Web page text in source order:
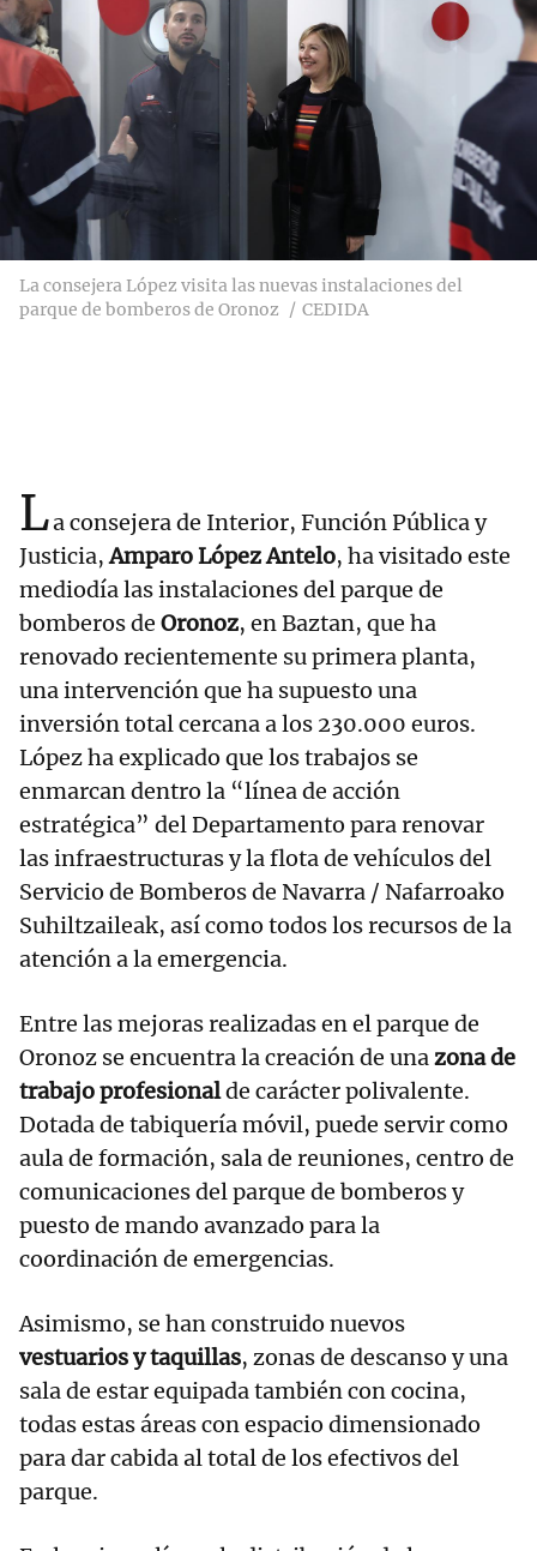
La consejera López visita las nuevas instalaciones del
parque de bomberos de Oronoz
CEDIDA
La consejera de Interior, Función Pública y
Justicia,Amparo López Antelo, ha visitado este
mediodía las instalaciones del parque de
bomberos de Oronoz, en Baztan, que ha
renovado recientemente su primera planta,
una intervención que ha supuesto una
inversión total cercana a los 230.000 euros.
López ha explicado que los trabajos se
enmarcan dentro la “línea de acción
estratégica” del Departamento para renovar
las infraestructuras y la flota de vehículos del
Servicio de Bomberos de Navarra / Nafarroako
Suhiltzaileak, así como todos los recursos de la
atención a la emergencia.
Entre las mejoras realizadas en el parque de
Oronoz se encuentra la creación de unazona de
trabajo profesionalde carácter polivalente.
Dotada de tabiquería móvil, puede servir como
aula de formación, sala de reuniones, centro de
comunicaciones del parque de bomberos y
puesto de mando avanzado para la
coordinación de emergencias.
Asimismo, se han construido nuevos
vestuarios y taquillas, zonas de descanso y una
sala de estar equipada también con cocina,
todas estas áreas con espacio dimensionado
para dar cabida al total de los efectivos del
parque.